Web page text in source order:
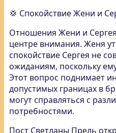
💢 Спокойствие Жени и
Отношения Жени и
центре внимания. Женя
спокойствие Сергея не
ожиданиям, поскольку
Этот вопрос поднимает
допустимых границах в
могут справляться с
потребностями.
Пост Светланы Прель